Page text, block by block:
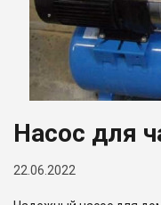
Насос для
22.06.2022